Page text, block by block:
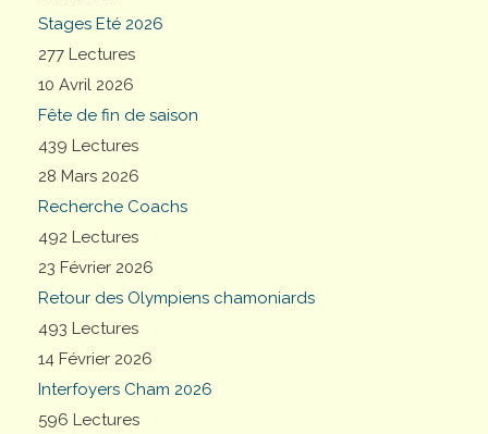
Stages Eté 2026
277 Lectures
10 Avril 2026
Fête de fin de saison
439 Lectures
28 Mars 2026
Recherche Coachs
492 Lectures
23 Février 2026
Retour des Olympiens chamoniards
493 Lectures
14 Février 2026
Interfoyers Cham 2026
596 Lectures